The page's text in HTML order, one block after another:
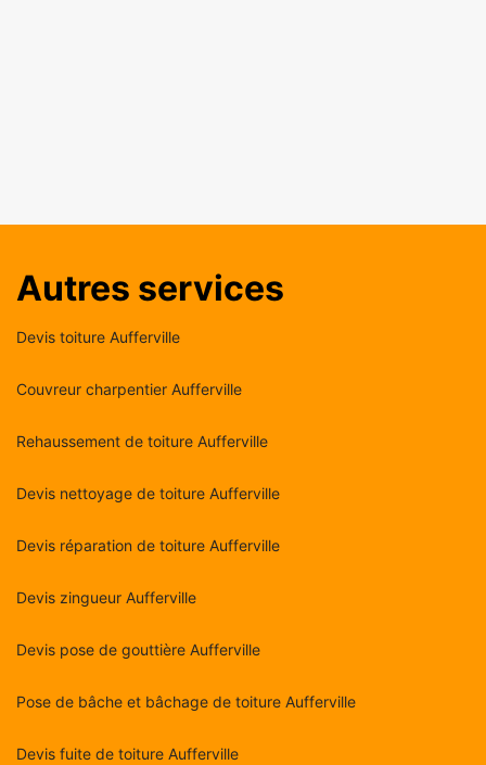
Autres services
Devis toiture Aufferville
Couvreur charpentier Aufferville
Rehaussement de toiture Aufferville
Devis nettoyage de toiture Aufferville
Devis réparation de toiture Aufferville
Devis zingueur Aufferville
Devis pose de gouttière Aufferville
Pose de bâche et bâchage de toiture Aufferville
Devis fuite de toiture Aufferville